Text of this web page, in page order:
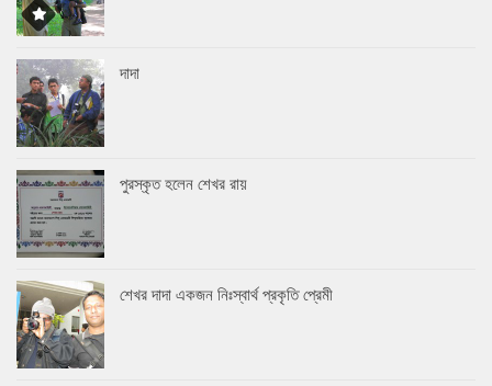
দাদা
পুরস্কৃত হলেন শেখর রায়
শেখর দাদা একজন নিঃস্বার্থ প্রকৃতি প্রেমী